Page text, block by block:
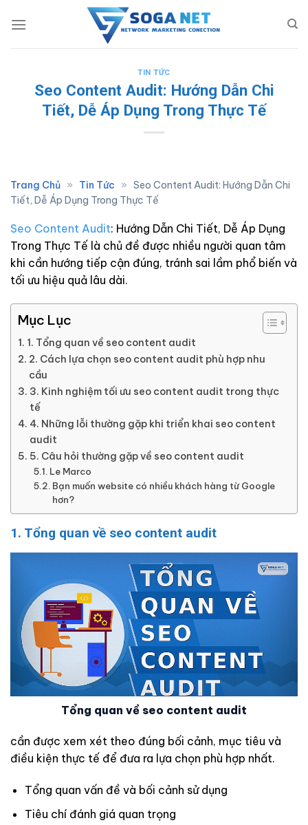
TIN TỨC
Seo Content Audit: Hướng Dẫn Chi
Tiết, Dễ Áp Dụng Trong Thực Tế
Trang Chủ » Tin Tức » Seo Content Audit: Hướng Dẫn Chi
Tiết, Dễ Áp Dụng Trong Thực Tế
Seo Content Audit: Hướng Dẫn Chi Tiết, Dễ Áp Dụng
Trong Thực Tế là chủ đề được nhiều người quan tâm
khi cần hướng tiếp cận đúng, tránh sai lầm phổ biến và
tối ưu hiệu quả lâu dài.
Mục Lục
1. Tổng quan về seo content audit
2. Cách lựa chọn seo content audit phù hợp nhu
cầu
3. Kinh nghiệm tối ưu seo content audit trong thực
tế
4. Những lỗi thường gặp khi triển khai seo content
audit
5. Câu hỏi thường gặp về seo content audit
Le Marco
Bạn muốn website có nhiều khách hàng từ Google
hơn?
1. Tổng quan về seo content audit
Tổng quan về seo content audit
cần được xem xét theo đúng bối cảnh, mục tiêu và
điều kiện thực tế để đưa ra lựa chọn phù hợp nhất.
Tổng quan vấn đề và bối cảnh sử dụng
Tiêu chí đánh giá quan trọng